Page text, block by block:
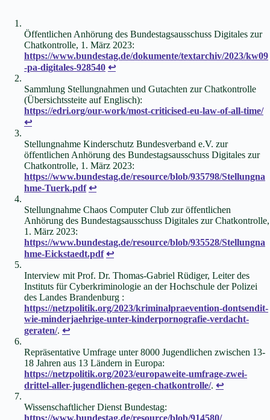
Öffentlichen Anhörung des Bundestagsausschuss Digitales zur
Chatkontrolle, 1. März 2023:
https://www.bundestag.de/dokumente/textarchiv/2023/kw09
-pa-digitales-928540 ↩︎
Sammlung Stellungnahmen und Gutachten zur Chatkontrolle
(Übersichtssteite auf Englisch):
https://edri.org/our-work/most-criticised-eu-law-of-all-time/
↩︎
Stellungnahme Kinderschutz Bundesverband e.V. zur
öffentlichen Anhörung des Bundestagsausschuss Digitales zur
Chatkontrolle, 1. März 2023:
https://www.bundestag.de/resource/blob/935798/Stellungna
hme-Tuerk.pdf ↩︎
Stellungnahme Chaos Computer Club zur öffentlichen
Anhörung des Bundestagsausschuss Digitales zur Chatkontrolle,
1. März 2023:
https://www.bundestag.de/resource/blob/935528/Stellungna
hme-Eickstaedt.pdf ↩︎
Interview mit Prof. Dr. Thomas-Gabriel Rüdiger, Leiter des
Instituts für Cyberkriminologie an der Hochschule der Polizei
des Landes Brandenburg :
https://netzpolitik.org/2023/kriminalpraevention-dontsendit-
wie-minderjaehrige-unter-kinderpornografie-verdacht-
geraten/. ↩︎
Repräsentative Umfrage unter 8000 Jugendlichen zwischen 13-
18 Jahren aus 13 Ländern in Europa:
https://netzpolitik.org/2023/europaweite-umfrage-zwei-
drittel-aller-jugendlichen-gegen-chatkontrolle/. ↩︎
Wissenschaftlicher Dienst Bundestag:
https://www.bundestag.de/resource/blob/914580/